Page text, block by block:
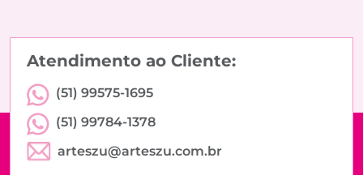
Atendimento ao Cliente:
(51) 99575-1695
(51) 99784-1378
arteszu@arteszu.com.br